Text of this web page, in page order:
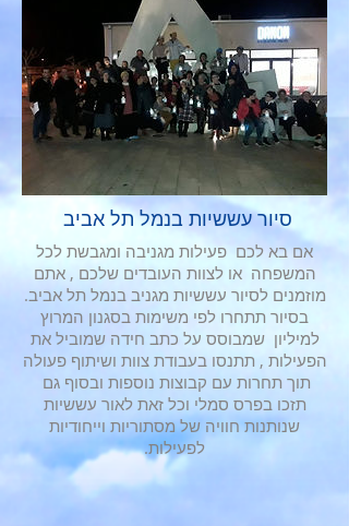
סיור עששיות בנמל תל אביב
אם בא לכם פעילות מגניבה ומגבשת לכל
המשפחה או לצוות העובדים שלכם , אתם
מוזמנים לסיור עששיות מגניב בנמל תל אביב.
בסיור תתחרו לפי משימות בסגנון המרוץ
למיליון שמבוסס על כתב חידה שמוביל את
הפעילות , תתנסו בעבודת צוות ושיתוף פעולה
תוך תחרות עם קבוצות נוספות ובסוף גם
תזכו בפרס סמלי וכל זאת לאור עששיות
שנותנות חוויה של מסתוריות וייחודיות
לפעילות.